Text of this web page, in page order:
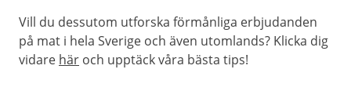
Vill du dessutom utforska förmånliga erbjudanden
på mat i hela Sverige och även utomlands? Klicka dig
vidare här och upptäck våra bästa tips!